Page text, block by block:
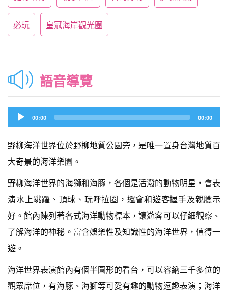
必玩 皇冠海岸觀光圈
語音導覽
Audio
Player
00:00 00:00
野柳海洋世界位於野柳地質公園旁，是唯一置身台灣地質百
大奇景的海洋樂園。
野柳海洋世界的海獅和海豚，各個是活潑的動物明星，會表
演水上跳躍、頂球、玩呼拉圈，還會和遊客握手及親臉示
好。館內陳列著各式海洋動物標本，讓遊客可以仔細觀察、
了解海洋的神秘。富含娛樂性及知識性的海洋世界，值得一
遊。
海洋世界表演館內有個半圓形的看台，可以容納三千多位的
觀眾席位，有海豚、海獅等可愛有趣的動物逗趣表演；海洋